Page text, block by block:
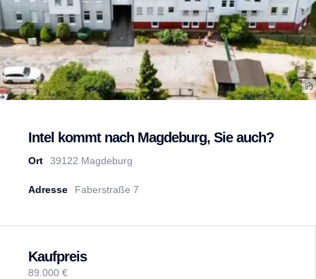
Intel kommt nach Magdeburg, Sie auch?
Ort 39122 Magdeburg
Adresse Faberstraße 7
Kaufpreis
89.000 €